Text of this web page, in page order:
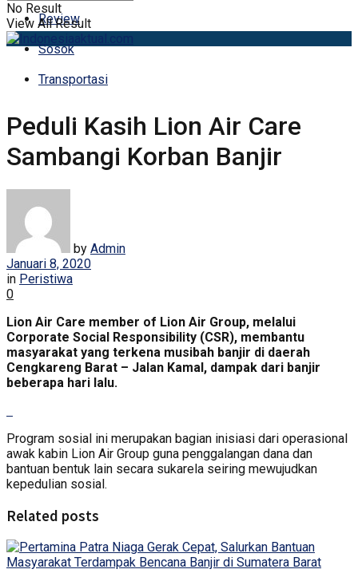
Review
Sosok
Transportasi
No Result
View All Result
Peduli Kasih Lion Air Care
Sambangi Korban Banjir
by Admin
Januari 8, 2020
in Peristiwa
0
Lion Air Care member of Lion Air Group, melalui
Corporate Social Responsibility (CSR), membantu
masyarakat yang terkena musibah banjir di daerah
Cengkareng Barat – Jalan Kamal, dampak dari banjir
beberapa hari lalu.
Program sosial ini merupakan bagian inisiasi dari operasional
awak kabin Lion Air Group guna penggalangan dana dan
bantuan bentuk lain secara sukarela seiring mewujudkan
kepedulian sosial.
Related posts